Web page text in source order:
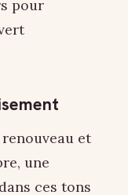
pour
et
une
ces tons